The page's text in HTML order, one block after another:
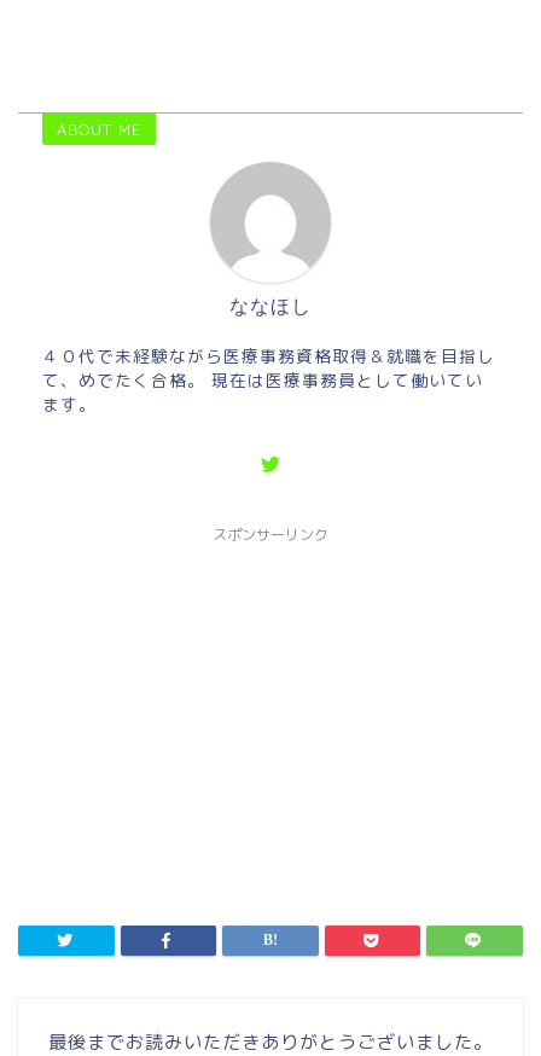
ABOUT ME
ななほし
４０代で未経験ながら医療事務資格取得＆就職を目指し
て、めでたく合格。 現在は医療事務員として働いてい
ます。
スポンサーリンク
最後までお読みいただきありがとうございました。